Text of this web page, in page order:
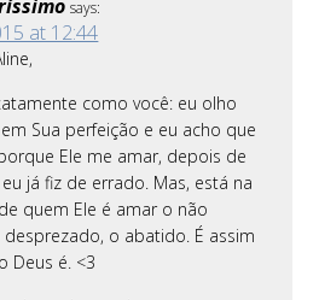
says:
at 12:44
como você: eu olho
Sua perfeição e eu acho que
Ele me amar, depois de
já fiz de errado. Mas, está na
quem Ele é amar o não
desprezado, o abatido. É assim
Deus é. <3